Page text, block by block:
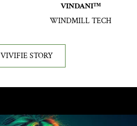
VINDANI™
WINDMILL TECH
VIVIFIE STORY